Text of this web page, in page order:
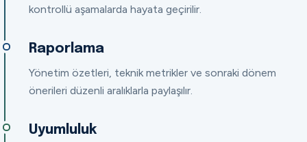
kontrollü aşamalarda hayata geçirilir.
Raporlama
Yönetim özetleri, teknik metrikler ve sonraki dönem
önerileri düzenli aralıklarla paylaşılır.
Uyumluluk